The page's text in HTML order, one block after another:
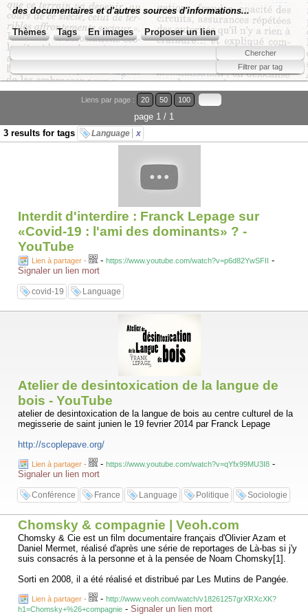
des documentaires et d'autres sources d'informations...
Thèmes Tags En images Proposer un lien
Liens par page : 20 50 100
page 1 / 1
3 results for tags
Language x
Interdit d'interdire : Franck Lepage sur
«Covid-19 : l'ami des dominants» ? -
YouTube
Lien à partager - - https://www.youtube.com/watch?v=p6d82YwSFII -
Signaler un lien mort
covid-19 Language
Atelier de desintoxication de la langue de
bois - YouTube
atelier de desintoxication de la langue de bois au centre culturel de la
megisserie de saint junien le 19 fevrier 2014 par Franck Lepage
http://scoplepave.org/
Lien à partager - - https://www.youtube.com/watch?v=qYfx99MU3I8 -
Signaler un lien mort
Conférence France Language Politique Sociologie
Chomsky & compagnie | Veoh.com
Chomsky & Cie est un film documentaire français d'Olivier Azam et
Daniel Mermet, réalisé d'après une série de reportages de Là-bas si j'y
suis consacrés à la personne et à la pensée de Noam Chomsky[1].
Sorti en 2008, il a été réalisé et distribué par Les Mutins de Pangée.
Lien à partager - - http://www.veoh.com/watch/v18261257grXRXcXK?
h1=Chomsky+%26+compagnie - Signaler un lien mort